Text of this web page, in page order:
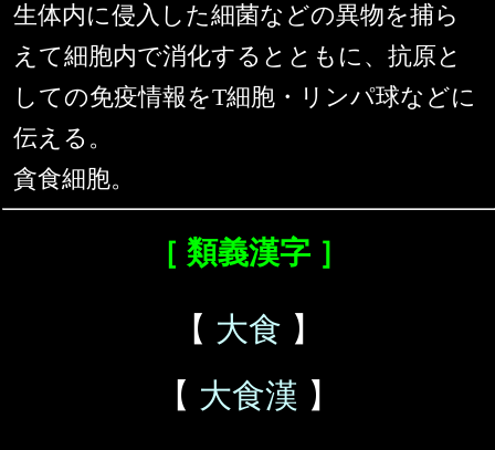
生体内に侵入した細菌などの異物を捕ら
えて細胞内で消化するとともに、抗原と
しての免疫情報をT細胞・リンパ球などに
伝える。
貪食細胞。
［ 類義漢字 ］
【 大食 】
【 大食漢 】